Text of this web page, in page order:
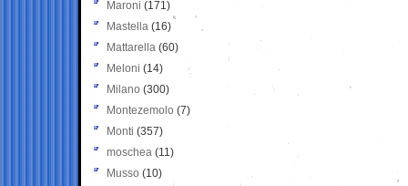
Maroni (171)
Mastella (16)
Mattarella (60)
Meloni (14)
Milano (300)
Montezemolo (7)
Monti (357)
moschea (11)
Musso (10)